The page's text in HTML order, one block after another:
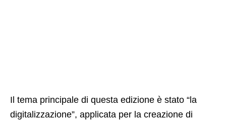
Il tema principale di questa edizione è stato “la
digitalizzazione”, applicata per la creazione di